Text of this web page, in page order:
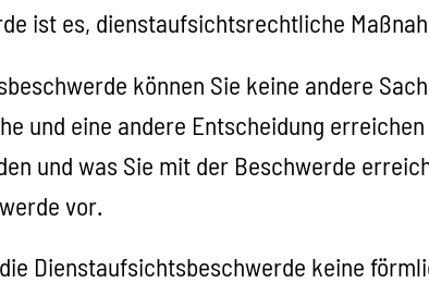
ist es, dienstaufsichtsrechtliche
können Sie keine andere
und eine andere Entscheidung
und was Sie mit der Beschwerde
vor.
Dienstaufsichtsbeschwerde keine